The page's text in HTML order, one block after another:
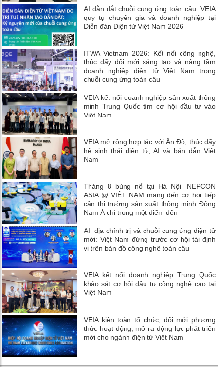
AI dẫn dắt chuỗi cung ứng toàn cầu: VEIA
quy tụ chuyên gia và doanh nghiệp tại
Diễn đàn Điện tử Việt Nam 2026
ITWA Vietnam 2026: Kết nối công nghệ,
thúc đẩy đổi mới sáng tạo và nâng tầm
doanh nghiệp điện tử Việt Nam trong
chuỗi cung ứng toàn cầu
VEIA kết nối doanh nghiệp sản xuất thông
minh Trung Quốc tìm cơ hội đầu tư vào
Việt Nam
VEIA mở rộng hợp tác với Ấn Độ, thúc đẩy
hệ sinh thái điện tử, AI và bán dẫn Việt
Nam
Tháng 8 bùng nổ tại Hà Nội: NEPCON
ASIA @ VIỆT NAM mang đến cơ hội tiếp
cận thị trường sản xuất thông minh Đông
Nam Á chỉ trong một điểm đến
AI, địa chính trị và chuỗi cung ứng điện tử
mới: Việt Nam đứng trước cơ hội tái định
vị trên bản đồ công nghệ toàn cầu
VEIA kết nối doanh nghiệp Trung Quốc
khảo sát cơ hội đầu tư công nghệ cao tại
Việt Nam
VEIA kiện toàn tổ chức, đổi mới phương
thức hoạt động, mở ra động lực phát triển
mới cho ngành điện tử Việt Nam